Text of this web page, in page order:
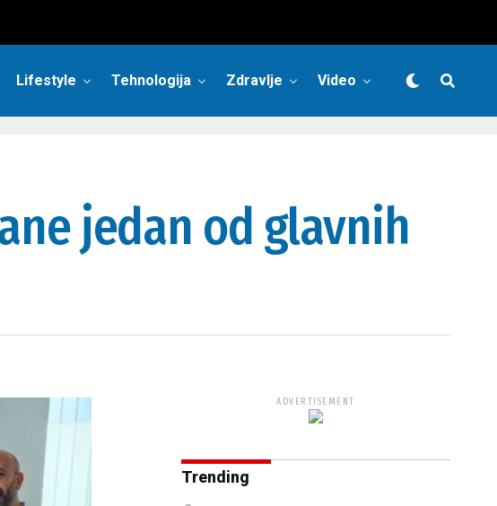
Lifestyle Tehnologija Zdravlje Video
jedan od glavnih
ADVERTISEMENT
Trending